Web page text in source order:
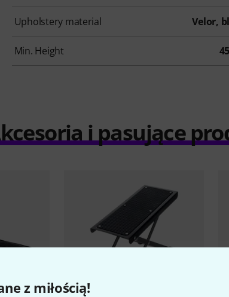
z miłością!
Upholstery material Velor,
Min. Height
i pasujące